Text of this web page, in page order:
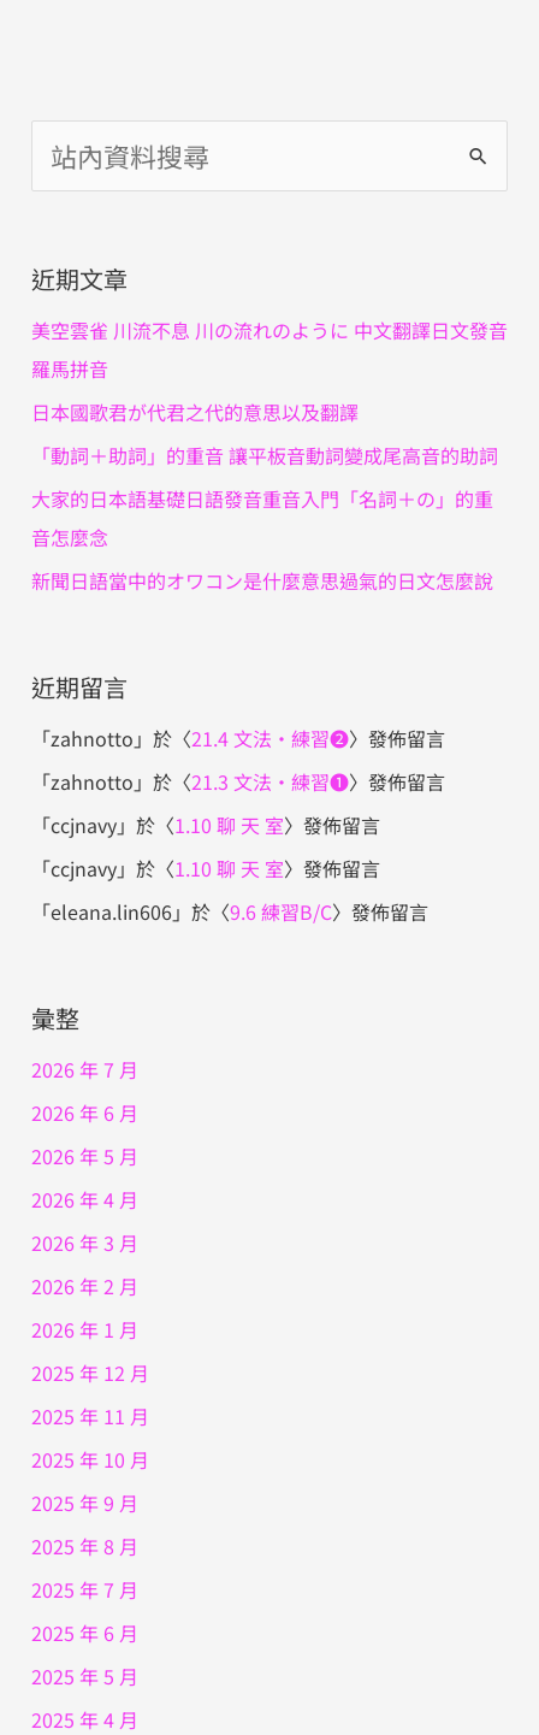
尋
鍵
字
:
近期文章
美空雲雀 川流不息 川の流れのように 中文翻譯日文發音
羅馬拼音
日本國歌君が代君之代的意思以及翻譯
「動詞＋助詞」的重音 讓平板音動詞變成尾高音的助詞
大家的日本語基礎日語發音重音入門「名詞＋の」的重
音怎麼念
新聞日語當中的オワコン是什麼意思過氣的日文怎麼說
近期留言
「zahnotto 」於〈21.4 文法・練習❷〉發佈留言
「zahnotto 」於〈21.3 文法・練習❶〉發佈留言
「ccjnavy」於〈1.10 聊 天 室〉發佈留言
「ccjnavy」於〈1.10 聊 天 室〉發佈留言
「eleana.lin606」於〈9.6 練習B/C〉發佈留言
彙整
2026 年 7 月
2026 年 6 月
2026 年 5 月
2026 年 4 月
2026 年 3 月
2026 年 2 月
2026 年 1 月
2025 年 12 月
2025 年 11 月
2025 年 10 月
2025 年 9 月
2025 年 8 月
2025 年 7 月
2025 年 6 月
2025 年 5 月
2025 年 4 月